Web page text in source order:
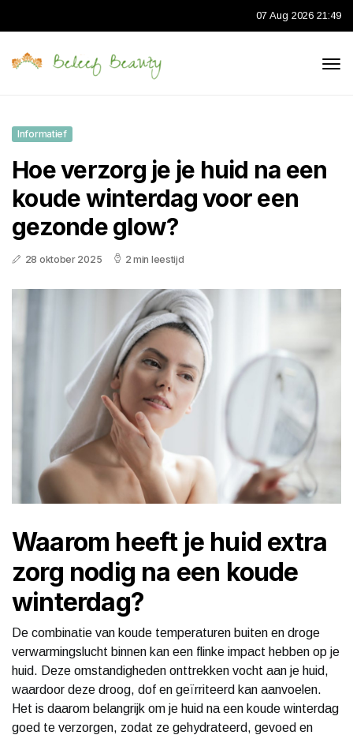
07 Aug 2026 21:49
Informatief
Hoe verzorg je je huid na een
koude winterdag voor een
gezonde glow?
28 oktober 2025 2 min leestijd
Waarom heeft je huid extra
zorg nodig na een koude
winterdag?
De combinatie van koude temperaturen buiten en droge
verwarmingslucht binnen kan een flinke impact hebben op je
huid. Deze omstandigheden onttrekken vocht aan je huid,
waardoor deze droog, dof en geïrriteerd kan aanvoelen.
Het is daarom belangrijk om je huid na een koude winterdag
goed te verzorgen, zodat ze gehydrateerd, gevoed en